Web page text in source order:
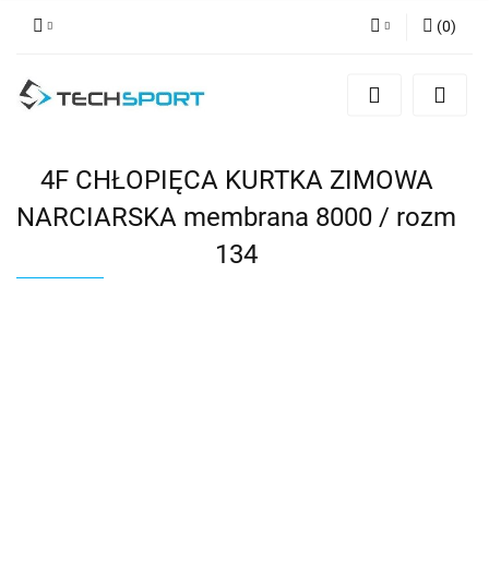
Zaloguj się
(0)
4F CHŁOPIĘCA KURTKA ZIMOWA
NARCIARSKA membrana 8000 / rozm
134